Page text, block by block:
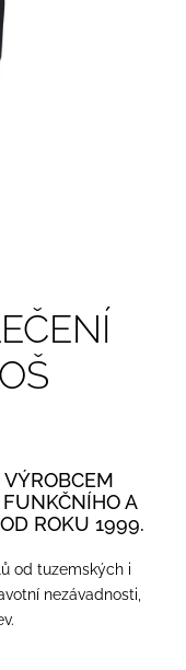
A
ROKU 1999.
od tuzemských i
nezávadnosti,